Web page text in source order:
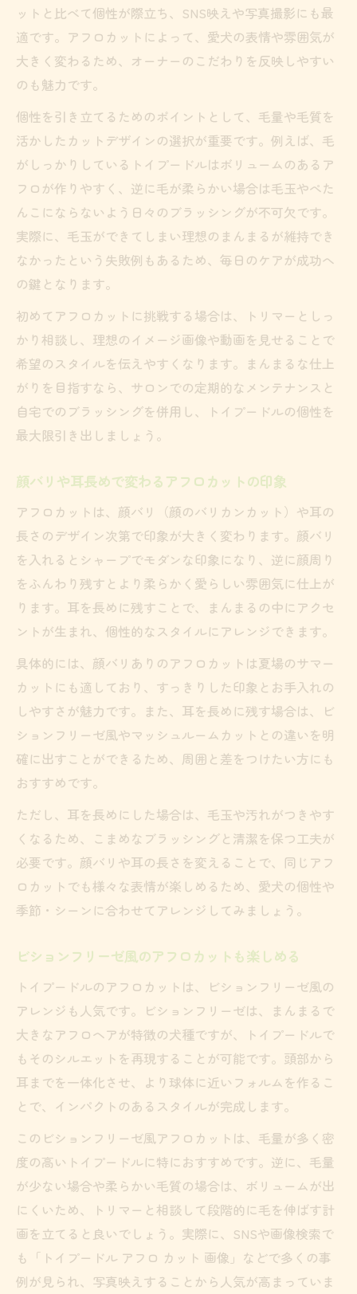
ットと比べて個性が際立ち、SNS映えや写真撮影にも最
適です。アフロカットによって、愛犬の表情や雰囲気が
大きく変わるため、オーナーのこだわりを反映しやすい
のも魅力です。
個性を引き立てるためのポイントとして、毛量や毛質を
活かしたカットデザインの選択が重要です。例えば、毛
がしっかりしているトイプードルはボリュームのあるア
フロが作りやすく、逆に毛が柔らかい場合は毛玉やぺた
んこにならないよう日々のブラッシングが不可欠です。
実際に、毛玉ができてしまい理想のまんまるが維持でき
なかったという失敗例もあるため、毎日のケアが成功へ
の鍵となります。
初めてアフロカットに挑戦する場合は、トリマーとしっ
かり相談し、理想のイメージ画像や動画を見せることで
希望のスタイルを伝えやすくなります。まんまるな仕上
がりを目指すなら、サロンでの定期的なメンテナンスと
自宅でのブラッシングを併用し、トイプードルの個性を
最大限引き出しましょう。
顔バリや耳長めで変わるアフロカットの印象
アフロカットは、顔バリ（顔のバリカンカット）や耳の
長さのデザイン次第で印象が大きく変わります。顔バリ
を入れるとシャープでモダンな印象になり、逆に顔周り
をふんわり残すとより柔らかく愛らしい雰囲気に仕上が
ります。耳を長めに残すことで、まんまるの中にアクセ
ントが生まれ、個性的なスタイルにアレンジできます。
具体的には、顔バリありのアフロカットは夏場のサマー
カットにも適しており、すっきりした印象とお手入れの
しやすさが魅力です。また、耳を長めに残す場合は、ビ
ションフリーゼ風やマッシュルームカットとの違いを明
確に出すことができるため、周囲と差をつけたい方にも
おすすめです。
ただし、耳を長めにした場合は、毛玉や汚れがつきやす
くなるため、こまめなブラッシングと清潔を保つ工夫が
必要です。顔バリや耳の長さを変えることで、同じアフ
ロカットでも様々な表情が楽しめるため、愛犬の個性や
季節・シーンに合わせてアレンジしてみましょう。
ビションフリーゼ風のアフロカットも楽しめる
トイプードルのアフロカットは、ビションフリーゼ風の
アレンジも人気です。ビションフリーゼは、まんまるで
大きなアフロヘアが特徴の犬種ですが、トイプードルで
もそのシルエットを再現することが可能です。頭部から
耳までを一体化させ、より球体に近いフォルムを作るこ
とで、インパクトのあるスタイルが完成します。
このビションフリーゼ風アフロカットは、毛量が多く密
度の高いトイプードルに特におすすめです。逆に、毛量
が少ない場合や柔らかい毛質の場合は、ボリュームが出
にくいため、トリマーと相談して段階的に毛を伸ばす計
画を立てると良いでしょう。実際に、SNSや画像検索で
も「トイプードル アフロ カット 画像」などで多くの事
例が見られ、写真映えすることから人気が高まっていま